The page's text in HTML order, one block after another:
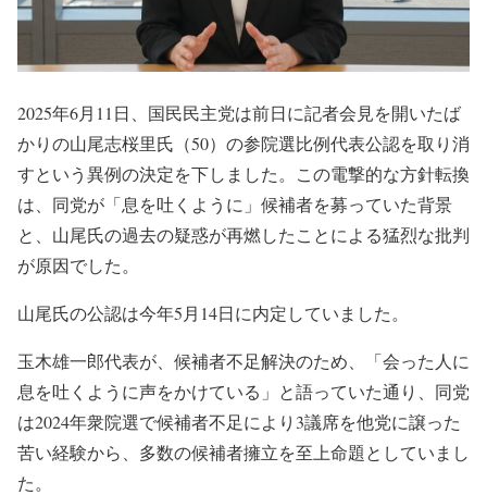
2025年6月11日、国民民主党は前日に記者会見を開いたば
かりの山尾志桜里氏（50）の参院選比例代表公認を取り消
すという異例の決定を下しました。この電撃的な方針転換
は、同党が「息を吐くように」候補者を募っていた背景
と、山尾氏の過去の疑惑が再燃したことによる猛烈な批判
が原因でした。
山尾氏の公認は今年5月14日に内定していました。
玉木雄一郎代表が、候補者不足解決のため、「会った人に
息を吐くように声をかけている」と語っていた通り、同党
は2024年衆院選で候補者不足により3議席を他党に譲った
苦い経験から、多数の候補者擁立を至上命題としていまし
た。